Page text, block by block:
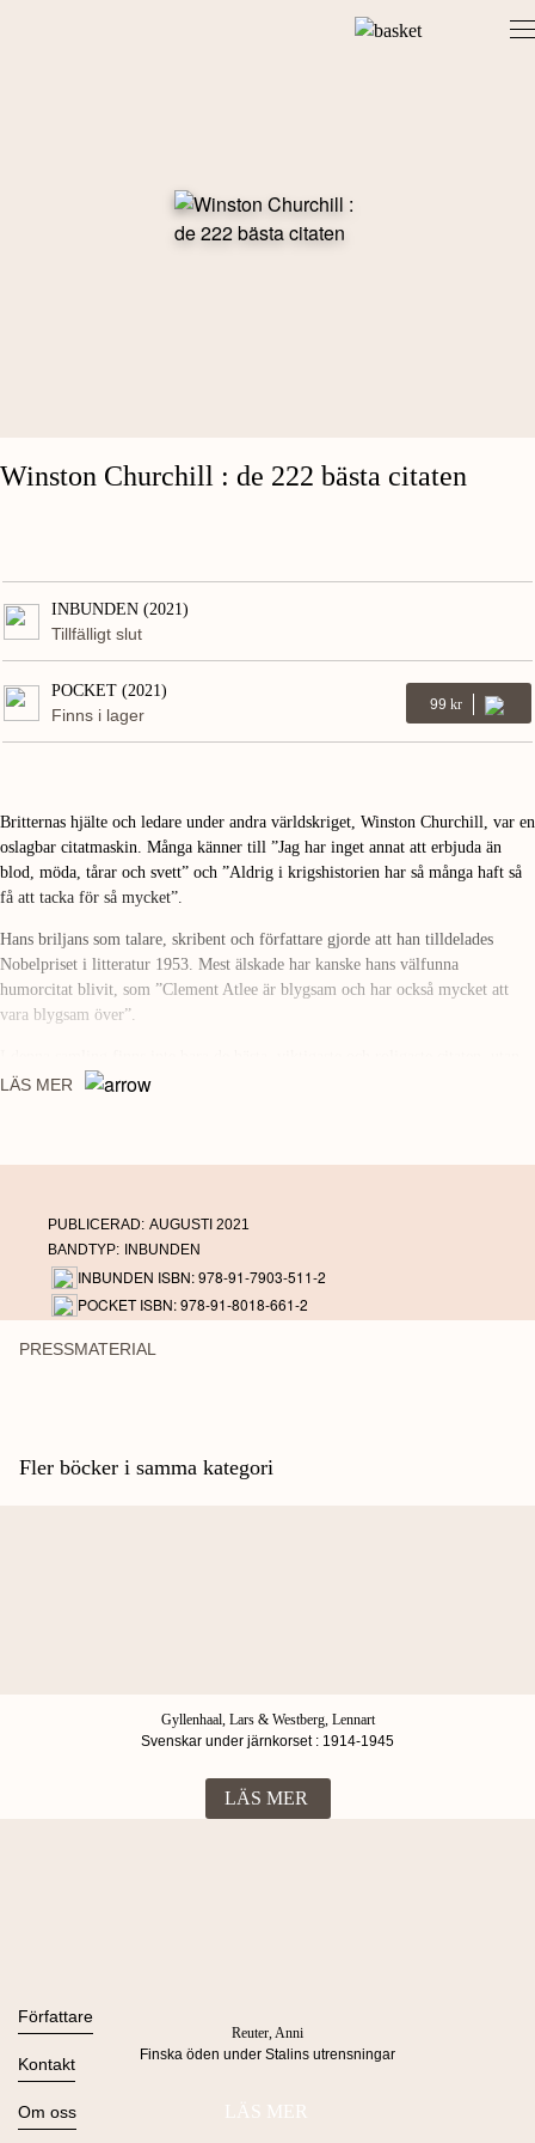
Winston Churchill : de 222 bästa citaten
INBUNDEN (2021)
Tillfälligt slut
POCKET (2021)
Finns i lager
99 Kr
Britternas hjälte och ledare under andra världskriget, Winston Churchill, var en
oslagbar citatmaskin. Många känner till ”Jag har inget annat att erbjuda än
blod, möda, tårar och svett” och ”Aldrig i krigshistorien har så många haft så
få att tacka för så mycket”.
Hans briljans som talare, skribent och författare gjorde att han tilldelades
Nobelpriset i litteratur 1953. Mest älskade har kanske hans välfunna
humorcitat blivit, som ”Clement Atlee är blygsam och har också mycket att
vara blygsam över”.
också exempel på Churchills värsta klavertramp samt en förteckning över de
LÄS MER
PUBLICERAD: AUGUSTI 2021
BANDTYP:
INBUNDEN
INBUNDEN ISBN: 978-91-7903-511-2
POCKET ISBN: 978-91-8018-661-2
PRESSMATERIAL
Fler böcker i samma kategori
Gyllenhaal, Lars & Westberg, Lennart
Svenskar under järnkorset : 1914-1945
LÄS MER
Reuter, Anni
Finska öden under Stalins utrensningar
LÄS MER
Alla böcker
Ljudböcker
Nyheter
Författare
Se alla
Kontakt
Kontakta oss
Press
Om oss